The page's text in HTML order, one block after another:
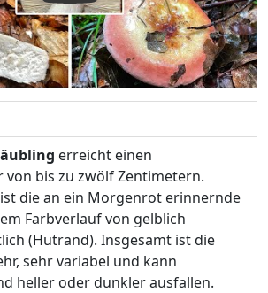
erreicht einen
von bis zu zwölf Zentimetern.
die an ein Morgenrot erinnernde
Farbverlauf von gelblich
(Hutrand). Insgesamt ist die
sehr variabel und kann
heller oder dunkler ausfallen.